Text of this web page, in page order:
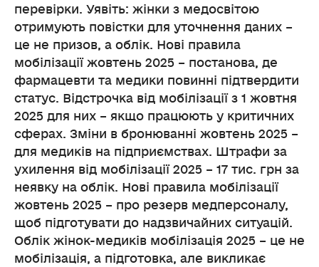
перевірки. Уявіть: жінки з медосвітою
отримують повістки для уточнення даних –
це не призов, а облік. Нові правила
мобілізації жовтень 2025 – постанова, де
фармацевти та медики повинні підтвердити
статус. Відстрочка від мобілізації з 1 жовтня
2025 для них – якщо працюють у критичних
сферах. Зміни в бронюванні жовтень 2025 –
для медиків на підприємствах. Штрафи за
ухилення від мобілізації 2025 – 17 тис. грн за
неявку на облік. Нові правила мобілізації
жовтень 2025 – про резерв медперсоналу,
щоб підготувати до надзвичайних ситуацій.
Облік жінок-медиків мобілізація 2025 – це не
мобілізація, а підготовка, але викликає